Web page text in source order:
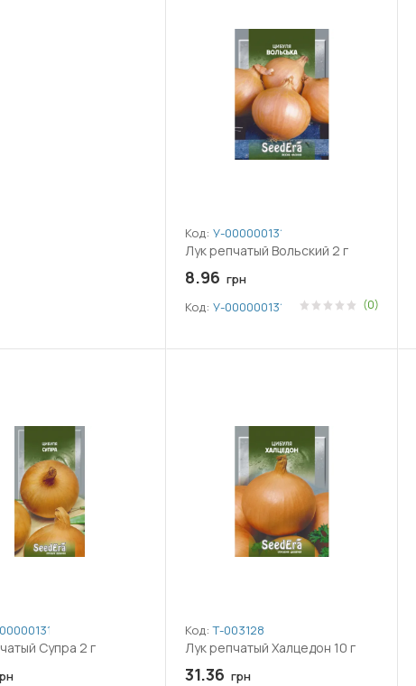
Код: У-0000001313
Лук репчатый Вольский 2 г
8.96 грн
Код: У-0000001313 (0)
Супра 2 г
Код: Т-003128
Лук репчатый Халцедон 10 г
31.36 грн